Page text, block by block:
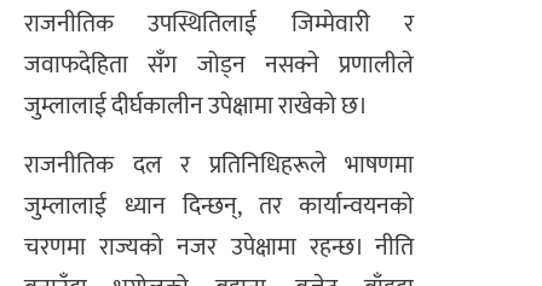
राजनीतिक उपस्थितिलाई जिम्मेवारी र
जवाफदेहिता सँग जोड्न नसक्ने प्रणालीले
जुम्लालाई दीर्घकालीन उपेक्षामा राखेको छ।
राजनीतिक दल र प्रतिनिधिहरूले भाषणमा
जुम्लालाई ध्यान दिन्छन्, तर कार्यान्वयनको
चरणमा राज्यको नजर उपेक्षामा रहन्छ। नीति